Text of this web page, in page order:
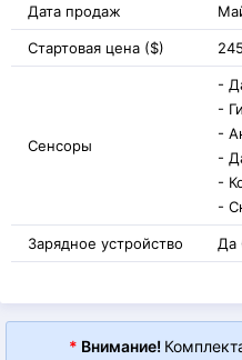
Дата продаж
Стартовая цена ($) 245
Сенсоры
-
-
-
-
-
-
Зарядное устройство Да
* Внимание!